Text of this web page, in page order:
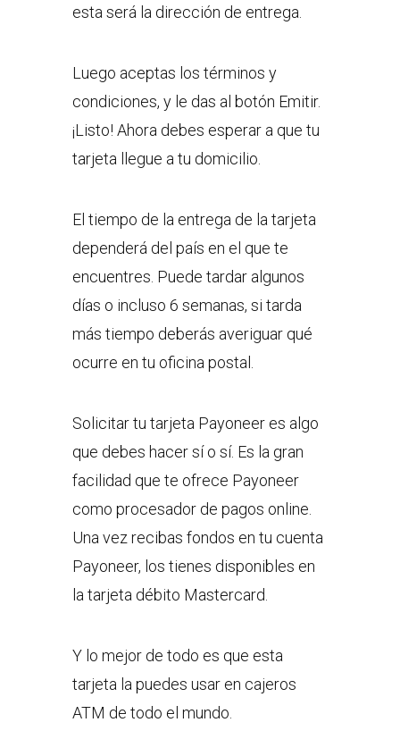
esta será la dirección de entrega.
Luego aceptas los términos y
condiciones, y le das al botón Emitir.
¡Listo! Ahora debes esperar a que tu
tarjeta llegue a tu domicilio.
El tiempo de la entrega de la tarjeta
dependerá del país en el que te
encuentres. Puede tardar algunos
días o incluso 6 semanas, si tarda
más tiempo deberás averiguar qué
ocurre en tu oficina postal.
Solicitar tu tarjeta Payoneer es algo
que debes hacer sí o sí. Es la gran
facilidad que te ofrece Payoneer
como procesador de pagos online.
Una vez recibas fondos en tu cuenta
Payoneer, los tienes disponibles en
la tarjeta débito Mastercard.
Y lo mejor de todo es que esta
tarjeta la puedes usar en cajeros
ATM de todo el mundo.